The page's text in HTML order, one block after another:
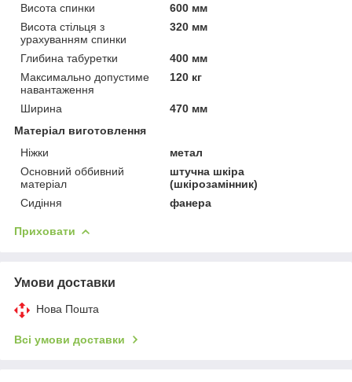
Висота спинки
600 мм
Висота стільця з
урахуванням спинки
320 мм
Глибина табуретки
400 мм
Максимально допустиме
навантаження
120 кг
Ширина
470 мм
Матеріал виготовлення
Ніжки
метал
Основний оббивний
матеріал
штучна шкіра
(шкірозамінник)
Сидіння
фанера
Приховати
Умови доставки
Нова Пошта
Всі умови доставки